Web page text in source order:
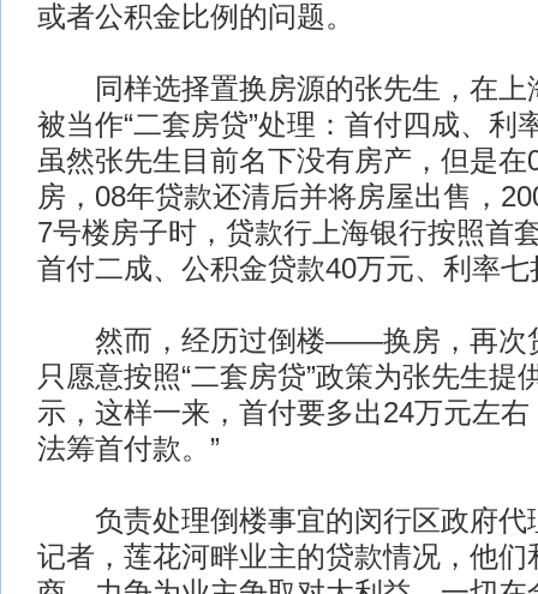
或者公积金比例的问题。
同样选择置换房源的张先生，在上
被当作“二套房贷”处理：首付四成、利
虽然张先生目前名下没有房产，但是在
房，08年贷款还清后并将房屋出售，
7号楼房子时，贷款行上海银行按照首
首付二成、公积金贷款40万元、利率七
然而，经历过倒楼——换房，再次
只愿意按照“二套房贷”政策为张先生提
示，这样一来，首付要多出24万元左右
法筹首付款。”
负责处理倒楼事宜的闵行区政府代
记者，莲花河畔业主的贷款情况，他们